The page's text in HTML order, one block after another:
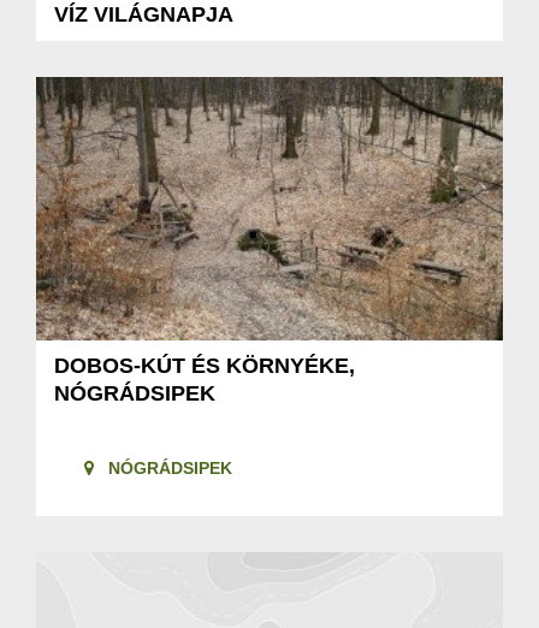
VÍZ VILÁGNAPJA
DOBOS-KÚT ÉS KÖRNYÉKE,
NÓGRÁDSIPEK
NÓGRÁDSIPEK